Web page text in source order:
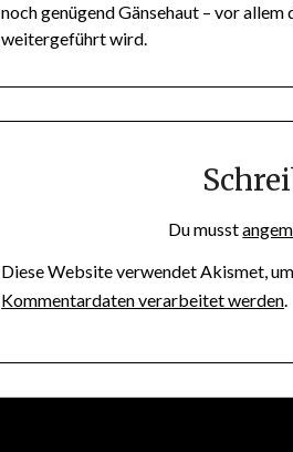
noch genügend Gänsehaut – vor
weitergeführt wird.
Du musst
Diese Website verwendet Akismet,
Kommentardaten verarbeitet werden